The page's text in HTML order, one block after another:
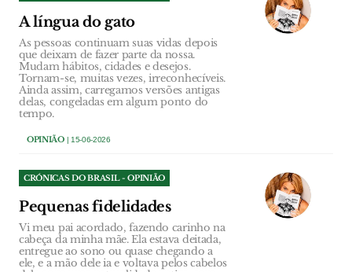
A língua do gato
As pessoas continuam suas vidas depois
que deixam de fazer parte da nossa.
Mudam hábitos, cidades e desejos.
Tornam-se, muitas vezes, irreconhecíveis.
Ainda assim, carregamos versões antigas
delas, congeladas em algum ponto do
tempo.
OPINIÃO| 15-06-2026
CRÓNICAS DO BRASIL - OPINIÃO
Pequenas fidelidades
Vi meu pai acordado, fazendo carinho na
cabeça da minha mãe. Ela estava deitada,
entregue ao sono ou quase chegando a
ele, e a mão dele ia e voltava pelos cabelos